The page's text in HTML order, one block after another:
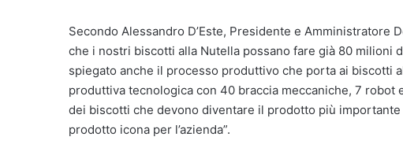
Secondo Alessandro D’Este, Presidente e Amministratore
che i nostri biscotti alla Nutella possano fare già 80 milioni
spiegato anche il processo produttivo che porta ai biscotti
produttiva tecnologica con 40 braccia meccaniche, 7
dei biscotti che devono diventare il prodotto più
prodotto icona per l’azienda”.